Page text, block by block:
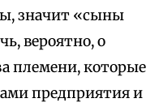
значит «сыны
вероятно, о
племени, которые
предприятия и